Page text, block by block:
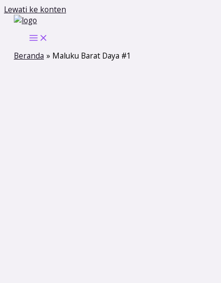
Lewati ke konten
Beranda Maluku Barat Daya #1